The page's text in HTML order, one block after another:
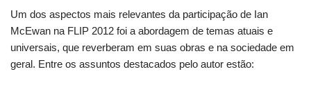
Um dos aspectos mais relevantes da participação de Ian
McEwan na FLIP 2012 foi a abordagem de temas atuais e
universais, que reverberam em suas obras e na sociedade em
geral. Entre os assuntos destacados pelo autor estão: